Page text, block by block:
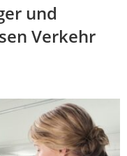
und
Verkehr